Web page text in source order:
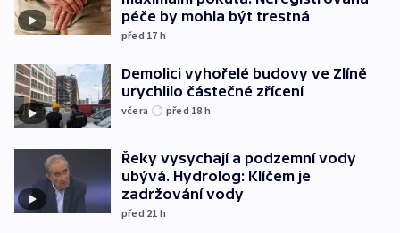
péče by mohla být trestná
před 17 h
Demolici vyhořelé budovy ve Zlíně
urychlilo částečné zřícení
včera před 18 h
Řeky vysychají a podzemní vody
ubývá. Hydrolog: Klíčem je
zadržování vody
před 21 h